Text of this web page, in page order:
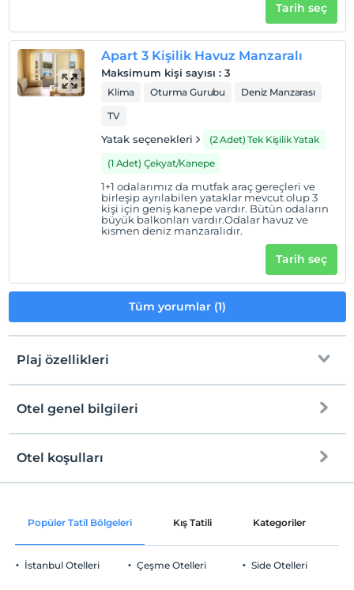
Her bir oda için 1. çocuk 12 yaşına kadar ücretsizdir
Her bir oda için 2. çocuk 12 yaşına kadar ücretsizdir
Tarih seç
Apart 3 Kişilik Havuz Manzaralı
Maksimum kişi sayısı : 3
Klima Oturma Gurubu
Deniz Manzarası
TV
Yatak seçenekleri
(2 Adet) Tek Kişilik Yatak
(1 Adet) Çekyat/Kanepe
1+1 odalarımız da mutfak araç gereçleri ve
birleşip ayrılabilen yataklar mevcut olup 3
kişi için geniş kanepe vardır. Bütün odaların
büyük balkonları vardır.Odalar havuz ve
kısmen deniz manzaralıdır.
Tarih seç
Tüm yorumlar (1)
Plaj özellikleri
Plaja
Kum, çakıl karışık plaj
Otel genel bilgileri
Sadece ortak alanlar
Otel koşulları
Check/in
Check/out
En geç saat 12:00 ve öncesi
Evcil Hayvan
Popüler Tatil Bölgeleri Kış Tatili Kategoriler
İstanbul Otelleri Çeşme Otelleri Side Otelleri